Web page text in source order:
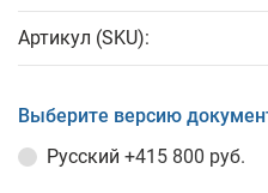
Артикул (SKU):
Выберите версию
Русский +415 800 руб.